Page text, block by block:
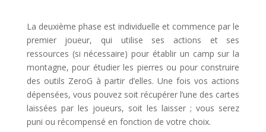
La deuxième phase est individuelle et commence par le
premier joueur, qui utilise ses actions et ses
ressources (si nécessaire) pour établir un camp sur la
montagne, pour étudier les pierres ou pour construire
des outils ZeroG à partir d’elles. Une fois vos actions
dépensées, vous pouvez soit récupérer l’une des cartes
laissées par les joueurs, soit les laisser ; vous serez
puni ou récompensé en fonction de votre choix.